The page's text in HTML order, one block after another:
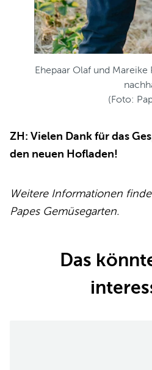
Ehepaar Olaf und
(Foto:
ZH: Vielen Dank für das
den neuen Hofladen!
Weitere Informationen
Papes Gemüsegarten.
Das